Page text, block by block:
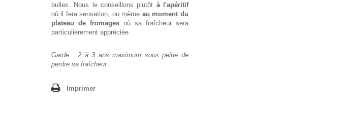
bulles. Nous le conseillons plutôt à l'apéritif
où il fera sensation, ou même au moment du
plateau de fromages où sa fraîcheur sera
particulièrement appréciée.
Garde : 2 à 3 ans maximum sous peine de
perdre sa fraîcheur
Imprimer